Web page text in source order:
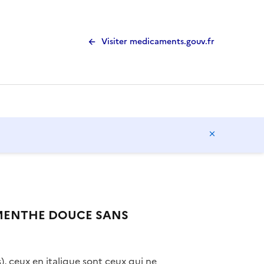
Visiter medicaments.gouv.fr
DOUCE SANS
ceux en italique sont ceux qui ne